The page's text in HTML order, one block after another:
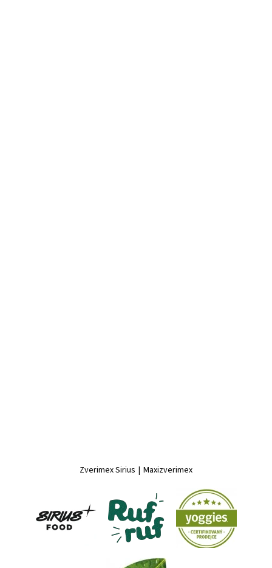
Zverimex Sirius | Maxizverimex